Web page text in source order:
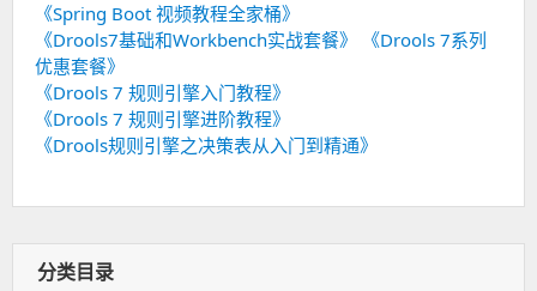
《Spring Boot 视频教程全家桶》
《Drools7基础和Workbench实战套餐》
《Drools 7系列
优惠套餐》
《Drools 7 规则引擎入门教程》
《Drools 7 规则引擎进阶教程》
《Drools规则引擎之决策表从入门到精通》
分类目录